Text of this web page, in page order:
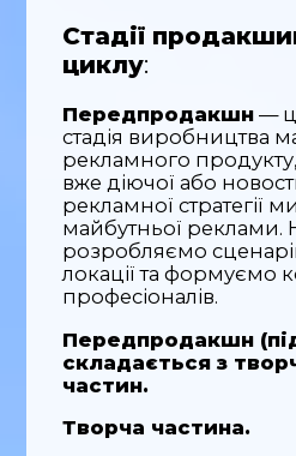
Стадії
циклу:
Передпродакшн —
стадія виробництва
рекламного
вже діючої або
рекламної стратегії
майбутньої реклами.
розробляємо
локації та формуємо
професіоналів.
Передпродакшн
складається з
частин.
Творча частина.